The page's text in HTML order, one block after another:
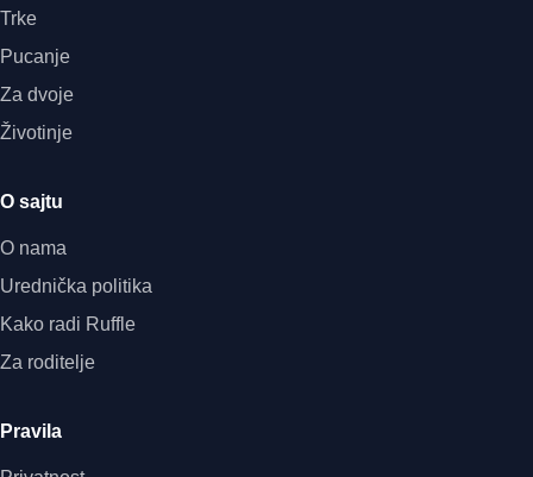
Trke
Pucanje
Za dvoje
Životinje
O sajtu
O nama
Urednička politika
Kako radi Ruffle
Za roditelje
Pravila